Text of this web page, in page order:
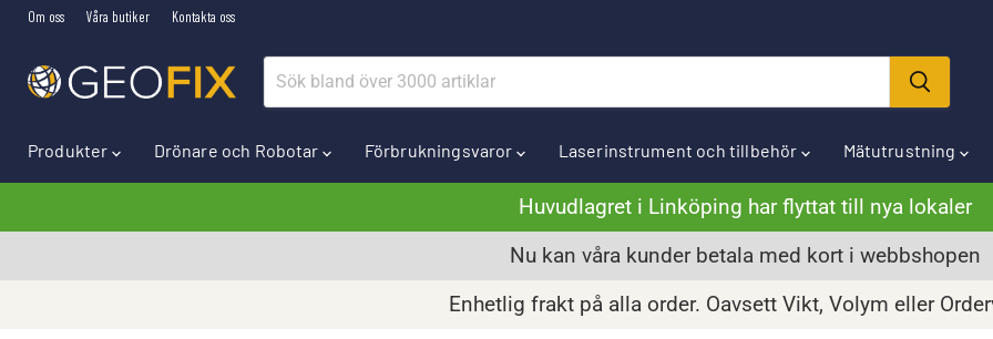
Om oss Våra butiker Kontakta oss
Produkter Drönare och Robotar Förbrukningsvaror Laserinstrument och tillbehör Mätutrustning
Huvudlagret i Linköping har flyttat till nya lokaler
Nu kan våra kunder betala med kort i webbshopen
Enhetlig frakt på alla order. Oavsett Vikt, Volym eller